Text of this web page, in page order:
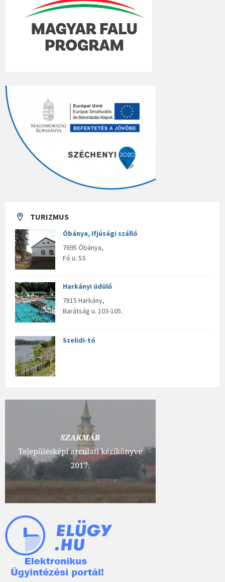
TURIZMUS
Óbánya, Ifjúsági szálló
7695 Óbánya,
Fő u. 53.
Harkányi üdülő
7815 Harkány,
Barátság u. 103-105.
Szelidi-tó